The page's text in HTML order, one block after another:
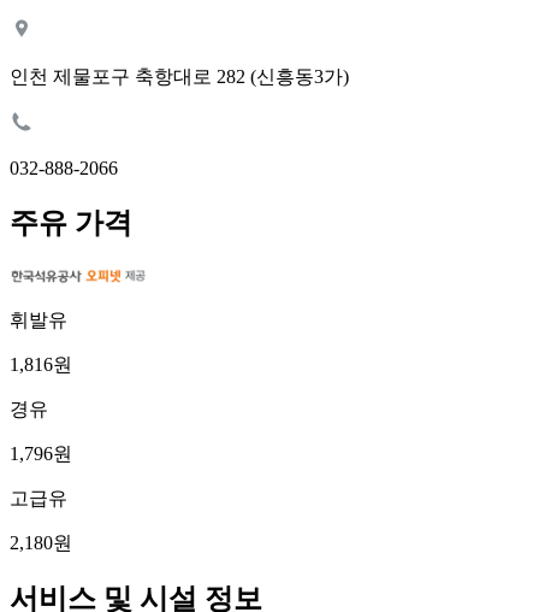
인천 제물포구 축항대로 282 (신흥동3가)
032-888-2066
주유 가격
휘발유
1,816원
경유
1,796원
고급유
2,180원
서비스 및 시설 정보